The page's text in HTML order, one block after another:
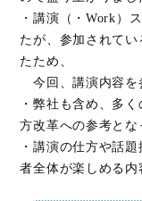
・講演（・Work）
たが、参加されて
たため、
今回、講演内容を
・弊社も含め、多
方改革への参考とな
・講演の仕方や話
者全体が楽しめる内